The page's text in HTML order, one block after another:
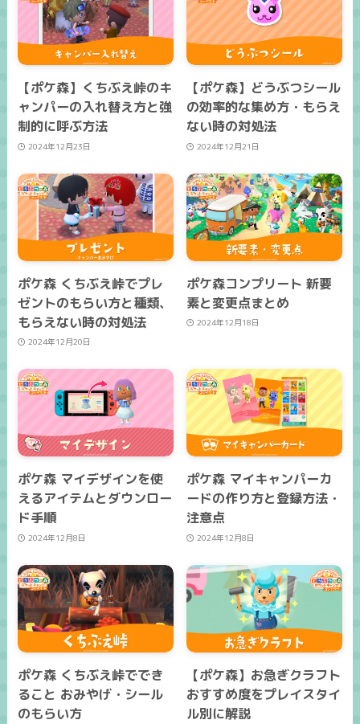
【ポケ森】くちぶえ峠のキ
ャンパーの入れ替え方と強
制的に呼ぶ方法
2024年12月23日
【ポケ森】どうぶつシール
の効率的な集め方・もらえ
ない時の対処法
2024年12月21日
ポケ森 くちぶえ峠でプレ
ゼントのもらい方と種類、
もらえない時の対処法
2024年12月20日
ポケ森コンプリート 新要
素と変更点まとめ
2024年12月18日
ポケ森 マイデザインを使
えるアイテムとダウンロー
ド手順
2024年12月8日
ポケ森 マイキャンパーカ
ードの作り方と登録方法・
注意点
2024年12月8日
ポケ森 くちぶえ峠ででき
ること おみやげ・シール
のもらい方
【ポケ森】お急ぎクラフト
おすすめ度をプレイスタイ
ル別に解説